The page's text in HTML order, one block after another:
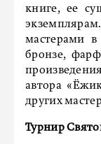
книге, ее
мастерами в
бронзе,
автора
других
Турнир